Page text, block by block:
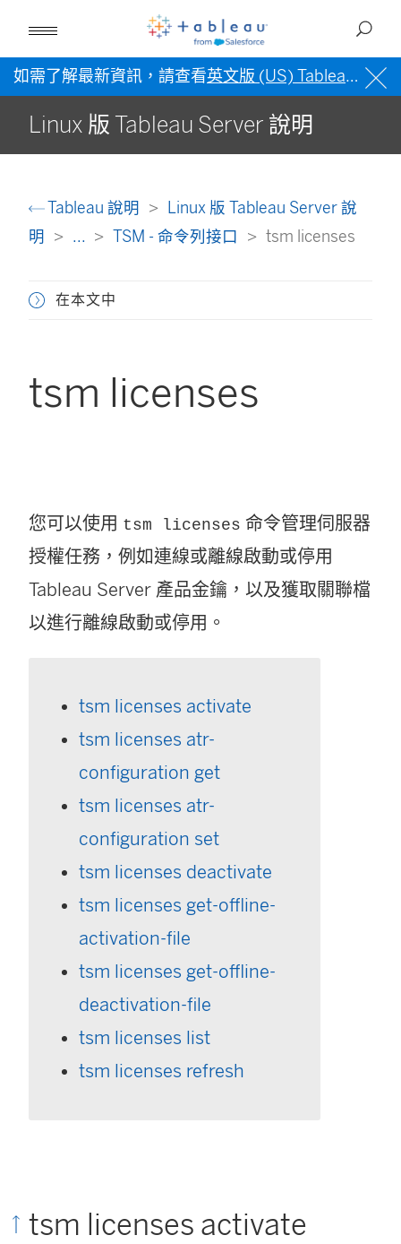
如需了解最新資訊，請查看英文版 (US) Tableau 說明
Linux 版 Tableau Server 說明
Tableau 說明
Linux 版 Tableau Server 說
明
... TSM - 命令列接口 tsm licenses
在本文中
tsm licenses
您可以使用 tsm licenses 命令管理伺服器
授權任務，例如連線或離線啟動或停用
Tableau Server 產品金鑰，以及獲取關聯檔
以進行離線啟動或停用。
tsm licenses activate
tsm licenses atr-
configuration get
tsm licenses atr-
configuration set
tsm licenses deactivate
tsm licenses get-offline-
activation-file
tsm licenses get-offline-
deactivation-file
tsm licenses list
tsm licenses refresh
tsm licenses activate